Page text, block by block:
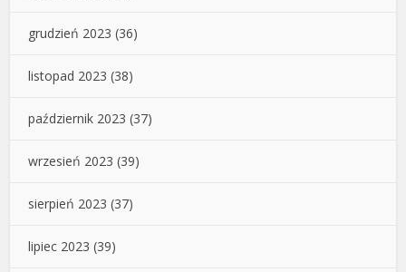
grudzień 2023 (36)
listopad 2023 (38)
październik 2023 (37)
wrzesień 2023 (39)
sierpień 2023 (37)
lipiec 2023 (39)